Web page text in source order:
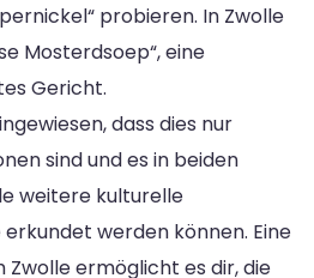
probieren. In Zwolle
Mosterdsoep“, eine
Gericht.
dass dies nur
sind und es in beiden
weitere kulturelle
werden können. Eine
Zwolle ermöglicht es dir, die